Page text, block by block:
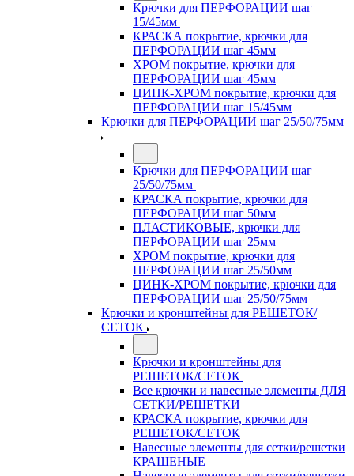
Крючки для ПЕРФОРАЦИИ шаг
15/45мм
КРАСКА покрытие, крючки для
ПЕРФОРАЦИИ шаг 45мм
ХРОМ покрытие, крючки для
ПЕРФОРАЦИИ шаг 45мм
ЦИНК-ХРОМ покрытие, крючки для
ПЕРФОРАЦИИ шаг 15/45мм
Крючки для ПЕРФОРАЦИИ шаг 25/50/75мм
Крючки для ПЕРФОРАЦИИ шаг
25/50/75мм
КРАСКА покрытие, крючки для
ПЕРФОРАЦИИ шаг 50мм
ПЛАСТИКОВЫЕ, крючки для
ПЕРФОРАЦИИ шаг 25мм
ХРОМ покрытие, крючки для
ПЕРФОРАЦИИ шаг 25/50мм
ЦИНК-ХРОМ покрытие, крючки для
ПЕРФОРАЦИИ шаг 25/50/75мм
Крючки и кронштейны для РЕШЕТОК/
СЕТОК
Крючки и кронштейны для
РЕШЕТОК/СЕТОК
Все крючки и навесные элементы ДЛЯ
СЕТКИ/РЕШЕТКИ
КРАСКА покрытие, крючки для
РЕШЕТОК/СЕТОК
Навесные элементы для сетки/решетки
КРАШЕНЫЕ